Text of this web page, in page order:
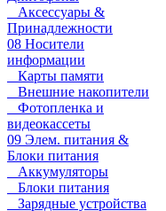
Аксессуары &
Принадлежности
08 Носители
информации
Карты памяти
Внешние накопители
Фотопленка и
видеокассеты
09 Элем. питания &
Блоки питания
Аккумуляторы
Блоки питания
Зарядные устройства